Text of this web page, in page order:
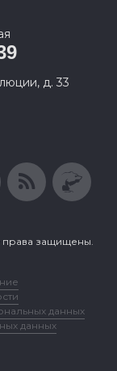
д. 33
права защищены.
данных
данных